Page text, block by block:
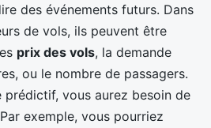
des événements futurs. Dans
de vols, ils peuvent être
prix des vols, la demande
ou le nombre de passagers.
prédictif, vous aurez besoin de
exemple, vous pourriez